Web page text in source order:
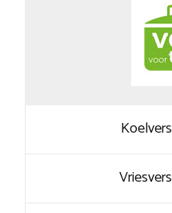
Koelvers
Vriesvers